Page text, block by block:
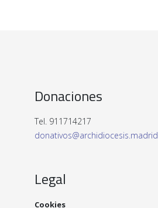
Donaciones
Tel. 911714217
donativos@archidiocesis.madrid
Legal
Cookies